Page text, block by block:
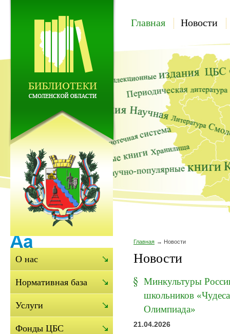
Главная Новости
Главная Новости
Новости
Минкультуры
школьников
Олимпиада»
21.04.2026
О нас
Нормативная база
Услуги
Фонды ЦБС